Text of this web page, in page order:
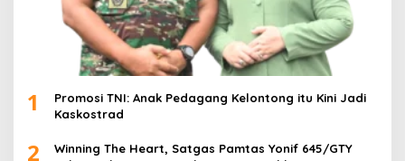
1
Promosi TNI: Anak Pedagang Kelontong itu Kini Jadi
Kaskostrad
2
Winning The Heart, Satgas Pamtas Yonif 645/GTY